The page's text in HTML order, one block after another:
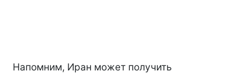
Напомним, Иран может получить